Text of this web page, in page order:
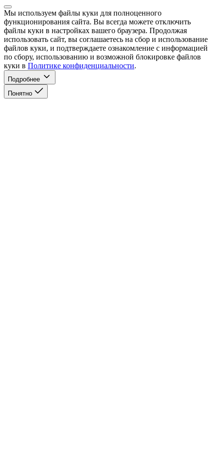
Мы используем файлы куки для полноценного
функционирования сайта. Вы всегда можете отключить
файлы куки в настройках вашего браузера. Продолжая
использовать сайт, вы соглашаетесь на сбор и использование
файлов куки, и подтверждаете ознакомление с информацией
по сбору, использованию и возможной блокировке файлов
куки в Политике конфиденциальности.
Подробнее
Понятно